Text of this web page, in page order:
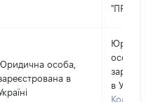
Юридична особа,
в
особа,
в Україні
Код в